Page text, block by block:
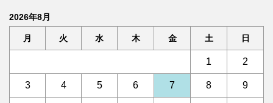
2026年8月
月 火 水 木 金 土 日
1 2
3 4 5 6 7 8 9